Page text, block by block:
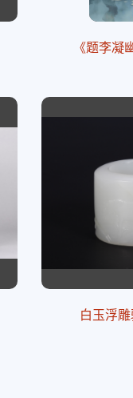
《题李凝
白玉浮